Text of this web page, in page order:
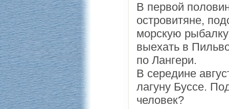
В первой
островитяне,
морскую
выехать в
по Лангери.
В середине
лагуну Буссе.
человек?